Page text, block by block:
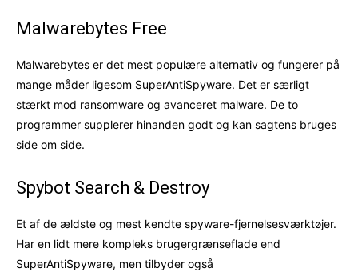
Malwarebytes Free
Malwarebytes er det mest populære alternativ og fungerer på
mange måder ligesom SuperAntiSpyware. Det er særligt
stærkt mod ransomware og avanceret malware. De to
programmer supplerer hinanden godt og kan sagtens bruges
side om side.
Spybot Search & Destroy
Et af de ældste og mest kendte spyware-fjernelsesværktøjer.
Har en lidt mere kompleks brugergrænseflade end
SuperAntiSpyware, men tilbyder også